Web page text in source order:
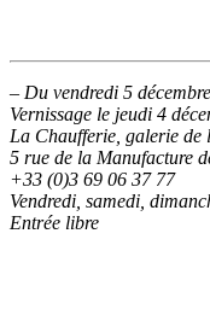
– Du vendredi 5
Vernissage le jeudi 4
La Chaufferie, galerie de
5 rue de la Manufacture
+33 (0)3 69 06 37 77
Vendredi, samedi,
Entrée libre